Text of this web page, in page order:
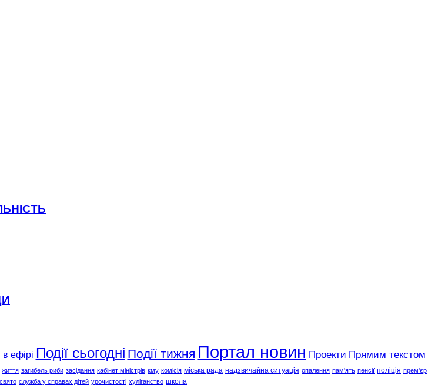
ефірі Події сьогодні Події тижня Портал новин Проекти Прямим текстом
життя загибель риби засідання кабінет міністрів кму комісія міська рада надзвичайна ситуація опалення пам'ять пенсії поліція прем'єр
свято служба у справах дітей урочистості хуліганство школа